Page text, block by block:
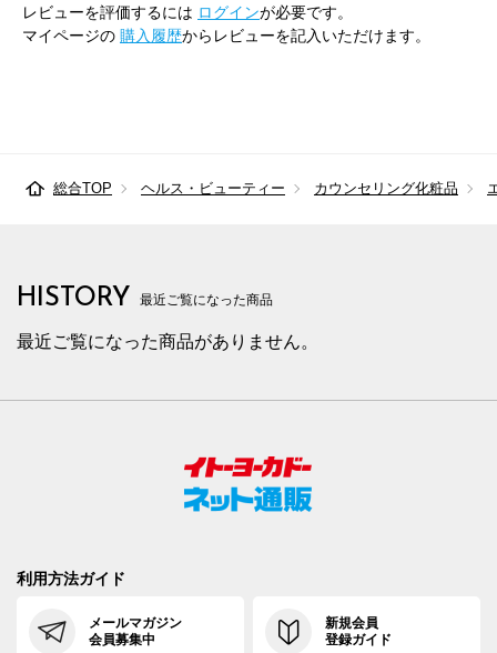
レビューを評価するには ログインが必要です。
マイページの 購入履歴からレビューを記入いただけます。
総合TOP ヘルス・ビューティー カウンセリング化粧品
HISTORY 最近ご覧になった商品
最近ご覧になった商品がありません。
利用方法ガイド
メールマガジン
会員募集中
新規会員
登録ガイド